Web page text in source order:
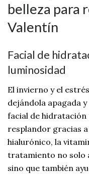
belleza para
Valentín
Facial de
luminosidad
El invierno y el
dejándola apagada
facial de hidratación
resplandor gracias
hialurónico, la
tratamiento no solo
sino que también